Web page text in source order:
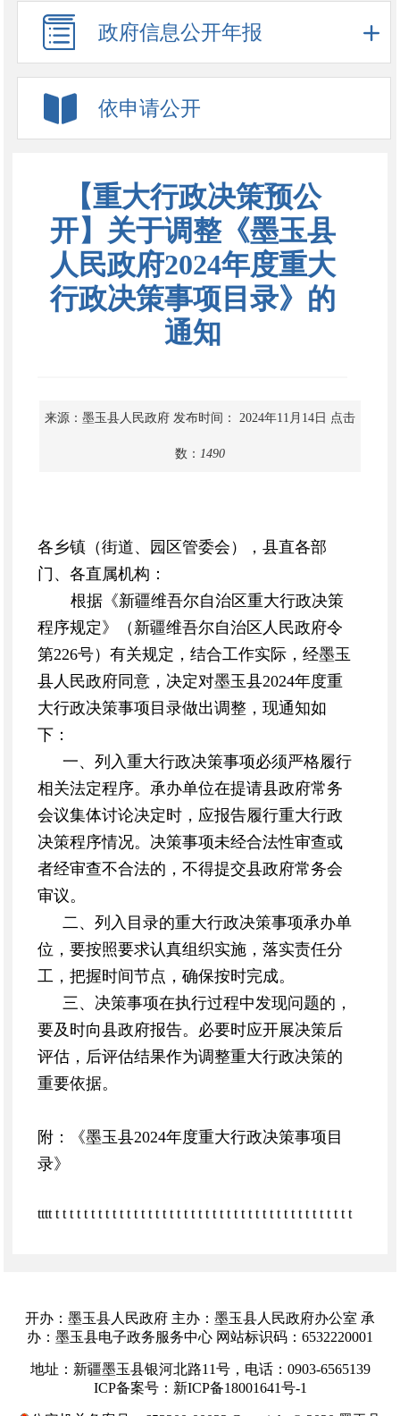
政府信息公开年报
依申请公开
【重大行政决策预公
开】关于调整《墨玉县
人民政府2024年度重大
行政决策事项目录》的
通知
来源：墨玉县人民政府 发布时间： 2024年11月14日 点击
数： 1490
各乡镇（街道、园区管委会），县直各部
门、各直属机构：
根据《新疆维吾尔自治区重大行政决策
程序规定》（新疆维吾尔自治区人民政府令
第226号）有关规定，结合工作实际，经墨玉
县人民政府同意，决定对墨玉县2024年度重
大行政决策事项目录做出调整，现通知如
下：
一、列入重大行政决策事项必须严格履行
相关法定程序。承办单位在提请县政府常务
会议集体讨论决定时，应报告履行重大行政
决策程序情况。决策事项未经合法性审查或
者经审查不合法的，不得提交县政府常务会
审议。
二、列入目录的重大行政决策事项承办单
位，要按照要求认真组织实施，落实责任分
工，把握时间节点，确保按时完成。
三、决策事项在执行过程中发现问题的，
要及时向县政府报告。必要时应开展决策后
评估，后评估结果作为调整重大行政决策的
重要依据。
附：《墨玉县2024年度重大行政决策事项目
录》
tttt t t t t t t t t t t t t t t t t t t t t t t t t t t t t t t t t t t t t t t t t t t
序号 决策事项名称 决策目标
1 2024年500万以上储备项目
开办：墨玉县人民政府 主办：墨玉县人民政府办公室 承
办：墨玉县电子政务服务中心 网站标识码：6532220001
地址：新疆墨玉县银河北路11号，电话：0903-6565139
ICP备案号：新ICP备18001641号-1